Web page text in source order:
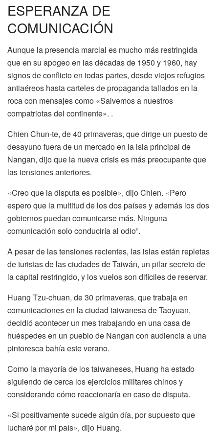
ESPERANZA DE
COMUNICACIÓN
Aunque la presencia marcial es mucho más restringida
que en su apogeo en las décadas de 1950 y 1960, hay
signos de conflicto en todas partes, desde viejos refugios
antiaéreos hasta carteles de propaganda tallados en la
roca con mensajes como «Salvemos a nuestros
compatriotas del continente». .
Chien Chun-te, de 40 primaveras, que dirige un puesto de
desayuno fuera de un mercado en la isla principal de
Nangan, dijo que la nueva crisis es más preocupante que
las tensiones anteriores.
«Creo que la disputa es posible», dijo Chien. «Pero
espero que la multitud de los dos países y además los dos
gobiernos puedan comunicarse más. Ninguna
comunicación solo conduciría al odio”.
A pesar de las tensiones recientes, las islas están repletas
de turistas de las ciudades de Taiwán, un pilar secreto de
la capital restringido, y los vuelos son difíciles de reservar.
Huang Tzu-chuan, de 30 primaveras, que trabaja en
comunicaciones en la ciudad taiwanesa de Taoyuan,
decidió acontecer un mes trabajando en una casa de
huéspedes en un pueblo de Nangan con audiencia a una
pintoresca bahía este verano.
Como la mayoría de los taiwaneses, Huang ha estado
siguiendo de cerca los ejercicios militares chinos y
considerando cómo reaccionaría en caso de disputa.
«Si positivamente sucede algún día, por supuesto que
lucharé por mi país», dijo Huang.